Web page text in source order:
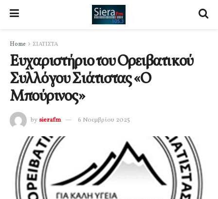
Home ΣΙΑΤΙΣΤΑ
Ευχαριστήριο του Ορειβατικού
Συλλόγου Σιάτιστας «Ο
Μπούρινος»
by sierafm 6 Νοεμβρίου 2025